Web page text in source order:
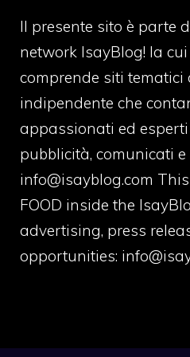
Il presente sito è parte
network IsayBlog! la
comprende siti
indipendente che
appassionati ed esperti
pubblicità, comunicati
info@isayblog.com
FOOD inside the
advertising, press
opportunities: